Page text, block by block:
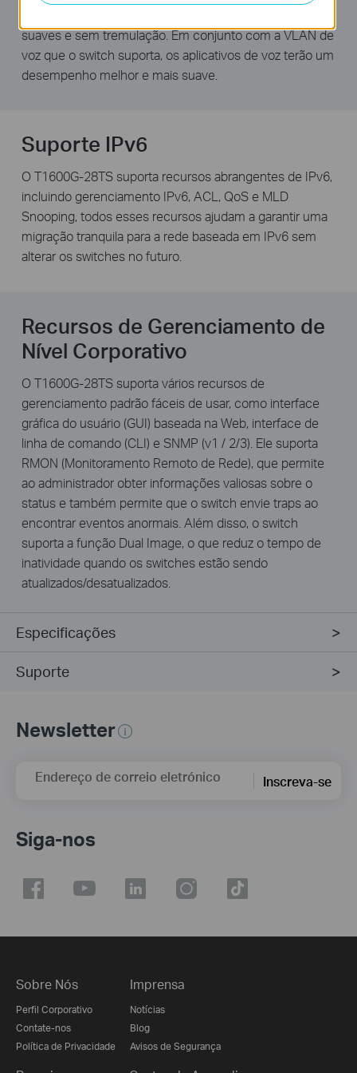
suaves e sem tremulação. Em conjunto com a VLAN de
voz que o switch suporta, os aplicativos de voz terão um
desempenho melhor e mais suave.
Suporte IPv6
O T1600G-28TS suporta recursos abrangentes de IPv6,
incluindo gerenciamento IPv6, ACL, QoS e MLD
Snooping, todos esses recursos ajudam a garantir uma
migração tranquila para a rede baseada em IPv6 sem
alterar os switches no futuro.
Recursos de Gerenciamento de
Nível Corporativo
O T1600G-28TS suporta vários recursos de
gerenciamento padrão fáceis de usar, como interface
gráfica do usuário (GUI) baseada na Web, interface de
linha de comando (CLI) e SNMP (v1 / 2/3). Ele suporta
RMON (Monitoramento Remoto de Rede), que permite
ao administrador obter informações valiosas sobre o
status e também permite que o switch envie traps ao
encontrar eventos anormais. Além disso, o switch
suporta a função Dual Image, o que reduz o tempo de
inatividade quando os switches estão sendo
atualizados/desatualizados.
Especificações
Suporte
Newsletter
Endereço de correio eletrónico Inscreva-se
Siga-nos
Sobre Nós
Perfil Corporativo
Contate-nos
Política de Privacidade
Imprensa
Notícias
Blog
Avisos de Segurança